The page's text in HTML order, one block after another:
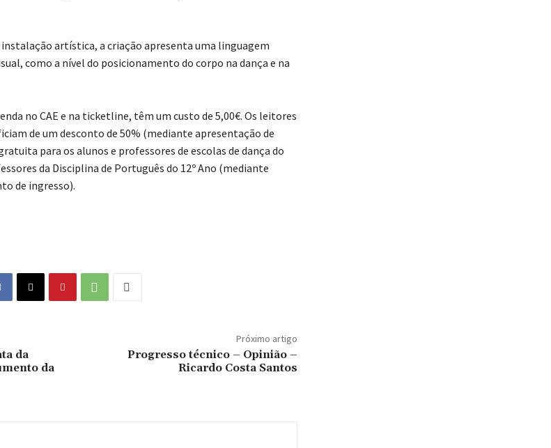
artística, a criação apresenta uma linguagem
como a nível do posicionamento do corpo na dança e na
no CAE e na ticketline, têm um custo de 5,00€. Os leitores
de um desconto de 50% (mediante apresentação de
para os alunos e professores de escolas de dança do
da Disciplina de Português do 12º Ano (mediante
de ingresso).
da
da
Próximo artigo
Progresso técnico – Opinião –
Ricardo Costa Santos